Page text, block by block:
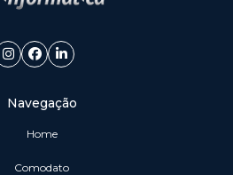
Navegação
Home
Comodato